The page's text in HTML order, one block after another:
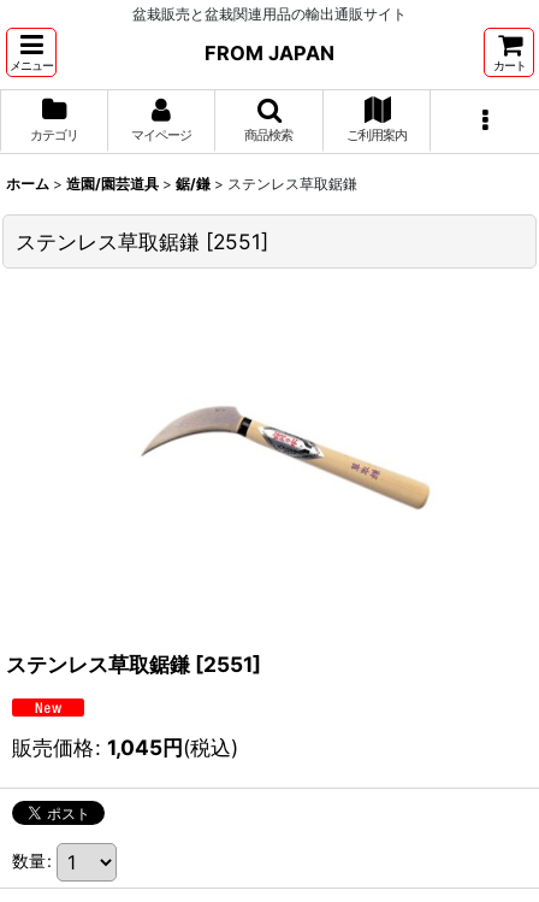
盆栽販売と盆栽関連用品の輸出通販サイト
メニュー
FROM JAPAN
カート
カテゴリ マイページ 商品検索 ご利用案内
ホーム > 造園/園芸道具 > 鋸/鎌 > ステンレス草取鋸鎌
ステンレス草取鋸鎌 [2551]
ステンレス草取鋸鎌 [2551]
販売価格: 1,045円(税込)
数量: